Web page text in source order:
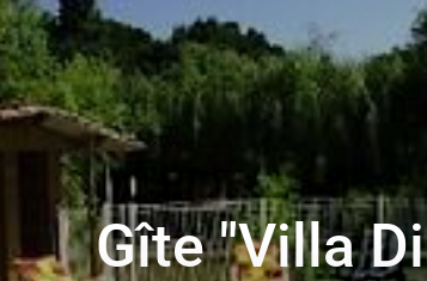
Gîte "Villa